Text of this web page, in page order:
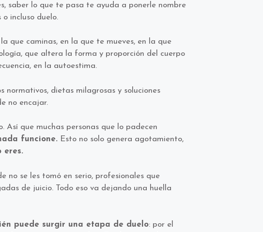
saber lo que te pasa te ayuda a ponerle nombre
incluso duelo.
que caminas, en la que te mueves, en la que
que altera la forma y proporción del cuerpo
en la autoestima.
normativos, dietas milagrosas y soluciones
no encajar.
Así que muchas personas que lo padecen
funcione. Esto no solo genera agotamiento,
eres.
no se les tomó en serio, profesionales que
de juicio. Todo eso va dejando una huella
puede surgir una etapa de duelo: por el